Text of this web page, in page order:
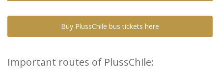
Buy PlussChile bus tickets here
Important routes of PlussChile: